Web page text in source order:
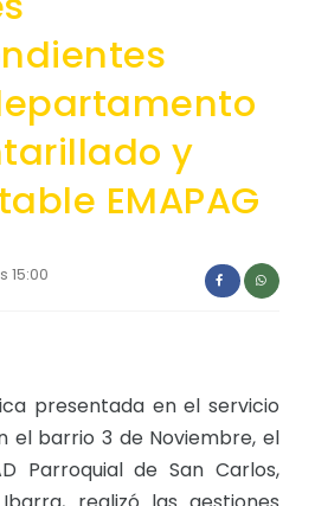
y Ordenamiento Territorial -
- PAC
- POA
y
EMAPAG
15:00
presentada en el servicio
el barrio 3 de Noviembre, el
Parroquial de San Carlos,